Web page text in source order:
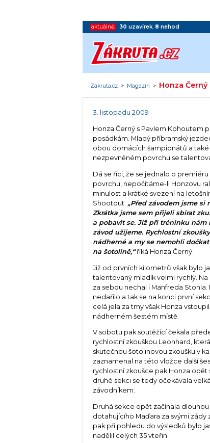
aktuálně: 30 uzavírek, 8 nehod
Zákruta.cz > Magazín > Honza
3. listopadu 2009
Honza Černý s Pavlem Kohoutem
posádkám. Mladý příbramský
obou domácích šampionátů a
nezpevněném povrchu se
Dá se říci, že se jednalo o
povrchu, nepočítáme-li Honzovu
minulost a krátké svezení na
Shootout. „Před závodem jsme si
Zkrátka jsme sem přijeli sbírat
a pobavit se. Již při tréninku nám
závod užijeme. Rychlostní
nádherné a my se nemohli
na šotolině,“říká Honza Černý.
Již od prvních kilometrů však bylo
talentovaný mladík velmi rychlý.
za sebou nechal i Manfreda
nedařilo a tak se na konci první
celá jela za tmy však Honza
nádherném šestém místě.
V sobotu pak soutěžící čekala
rychlostní zkouškou Leonhard,
skutečnou šotolinovou zkoušku v
zaznamenal na této vložce další
rychlostní zkoušce pak Honza opět
druhé sekci se tedy očekávala
závodníkem.
Druhá sekce opět začínala
dotahujícího Maďara za svými
pak při pohledu do výsledků bylo
nadělil celých 35 vteřin.